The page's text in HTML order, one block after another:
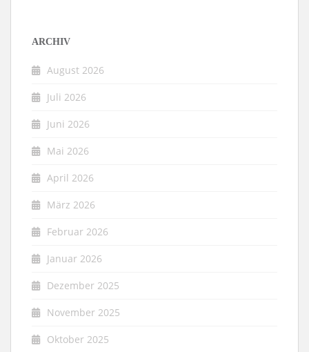
ARCHIV
August 2026
Juli 2026
Juni 2026
Mai 2026
April 2026
März 2026
Februar 2026
Januar 2026
Dezember 2025
November 2025
Oktober 2025